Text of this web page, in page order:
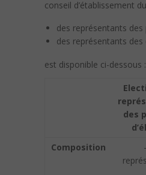
conseil d’établissement
des représentants des
des représentants des
est disponible ci-dessous :
des
Composition